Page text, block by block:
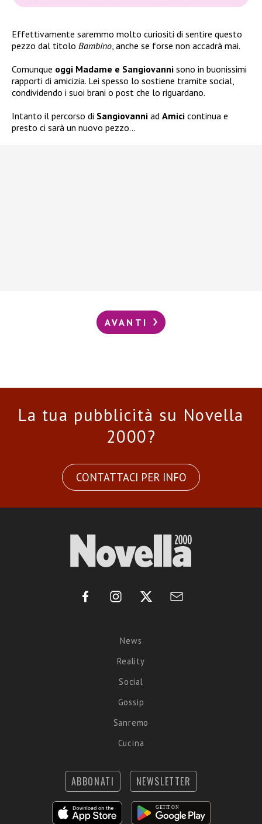
Effettivamente saremmo molto curiositi di sentire questo
pezzo dal titolo Bambino , anche se forse non accadrà mai.
Comunque oggi Madame e Sangiovanni sono in buonissimi
rapporti di amicizia. Lei spesso lo sostiene tramite social,
condividendo i suoi brani o post che lo riguardano.
Intanto il percorso di Sangiovanni ad Amici continua e
presto ci sarà un nuovo pezzo…
AVANTI
La tua pubblicità su Novella
2000?
CONTATTACI PER INFO
News
Reality
Social
Gossip
Sanremo
Cucina
ABBONATI NEWSLETTER